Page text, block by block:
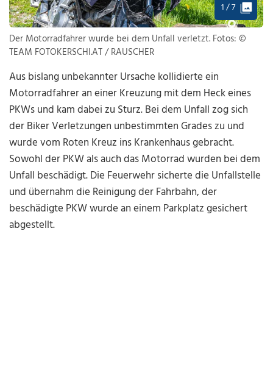
1 / 7
Der Motorradfahrer wurde bei dem Unfall verletzt. Fotos: ©
TEAM FOTOKERSCHI.AT / RAUSCHER
Aus bislang unbekannter Ursache kollidierte ein
Motorradfahrer an einer Kreuzung mit dem Heck eines
PKWs und kam dabei zu Sturz. Bei dem Unfall zog sich
der Biker Verletzungen unbestimmten Grades zu und
wurde vom Roten Kreuz ins Krankenhaus gebracht.
Sowohl der PKW als auch das Motorrad wurden bei dem
Unfall beschädigt. Die Feuerwehr sicherte die Unfallstelle
und übernahm die Reinigung der Fahrbahn, der
beschädigte PKW wurde an einem Parkplatz gesichert
abgestellt.